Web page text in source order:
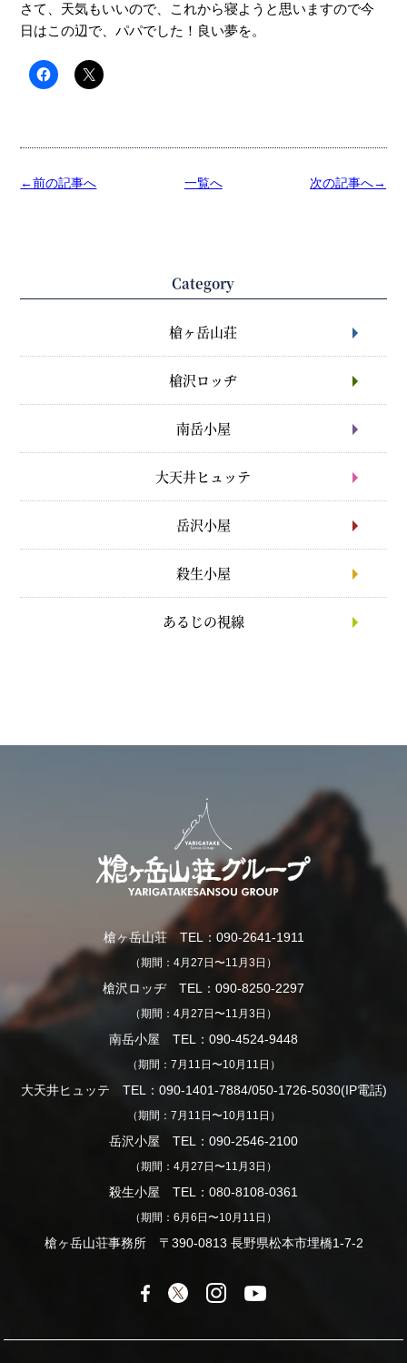
さて、天気もいいので、これから寝ようと思いますので今
日はこの辺で、パパでした！良い夢を。
←前の記事へ 一覧へ 次の記事へ→
Category
槍ヶ岳山荘
槍沢ロッヂ
南岳小屋
大天井ヒュッテ
岳沢小屋
殺生小屋
あるじの視線
槍ヶ岳山荘 TEL：090-2641-1911
（期間：4月27日〜11月3日）
槍沢ロッヂ TEL：090-8250-2297
（期間：4月27日〜11月3日）
南岳小屋 TEL：090-4524-9448
（期間：7月11日〜10月11日）
大天井ヒュッテ TEL：090-1401-7884/050-1726-5030(IP電話)
（期間：7月11日〜10月11日）
岳沢小屋 TEL：090-2546-2100
（期間：4月27日〜11月3日）
殺生小屋 TEL：080-8108-0361
（期間：6月6日〜10月11日）
槍ヶ岳山荘事務所 〒390-0813 長野県松本市埋橋1-7-2